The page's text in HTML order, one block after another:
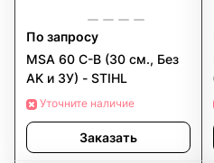
По запросу
MSA 60 C-B (30 см., Без
AK и ЗУ) - STIHL
Уточните наличие
Заказать